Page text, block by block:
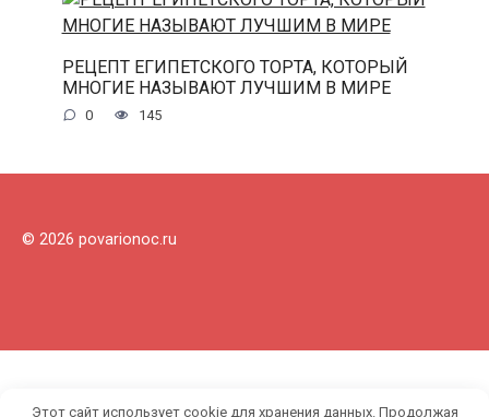
РЕЦЕПТ ЕГИПЕТСКОГО ТОРТА, КОТОРЫЙ
МНОГИЕ НАЗЫВАЮТ ЛУЧШИМ В МИРЕ
0 145
© 2026 povarionoc.ru
Этот сайт использует cookie для хранения данных. Продолжая